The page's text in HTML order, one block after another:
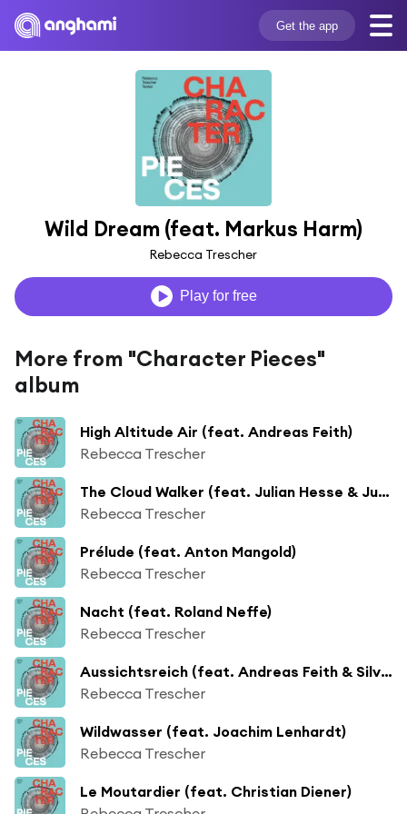
Get the app
Wild Dream (feat. Markus Harm)
Rebecca Trescher
Play for free
More from "Character Pieces"
album
High Altitude Air (feat. Andreas Feith)
Rebecca Trescher
The Cloud Walker (feat. Julian Hesse & Juri Kannheiser)
Rebecca Trescher
Prélude (feat. Anton Mangold)
Rebecca Trescher
Nacht (feat. Roland Neffe)
Rebecca Trescher
Aussichtsreich (feat. Andreas Feith & Silvio Morger)
Rebecca Trescher
Wildwasser (feat. Joachim Lenhardt)
Rebecca Trescher
Le Moutardier (feat. Christian Diener)